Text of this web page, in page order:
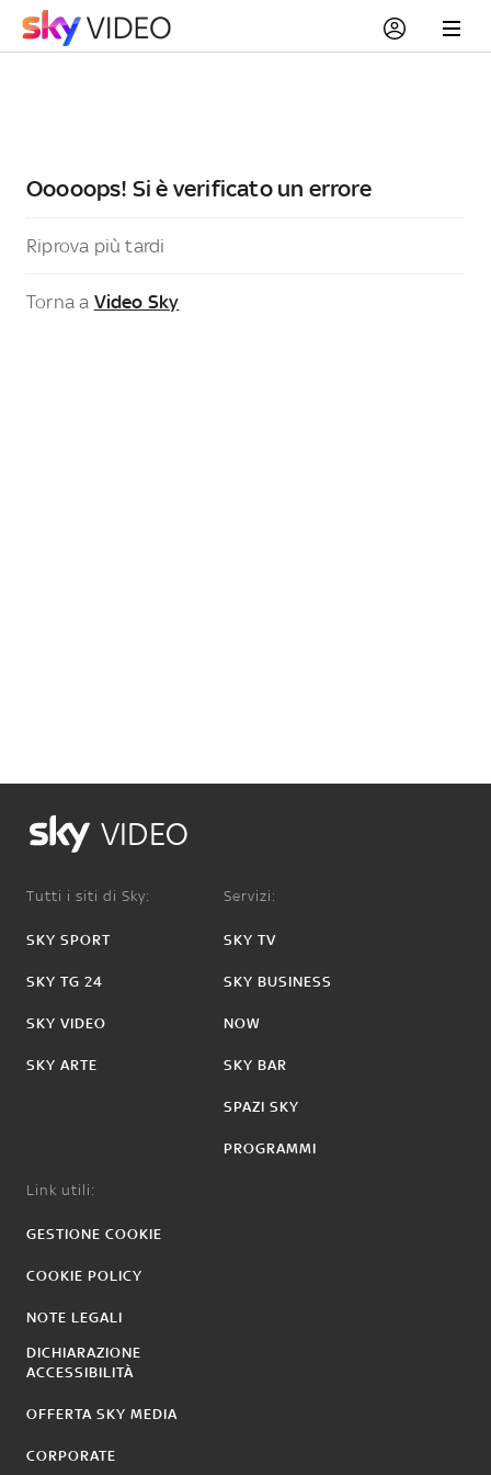
Ooooops! Si è verificato un errore
Riprova più tardi
Torna a Video Sky
VIDEO
Tutti i siti di Sky:
SKY SPORT
SKY TG 24
SKY VIDEO
SKY ARTE
Servizi:
SKY TV
SKY BUSINESS
NOW
SKY BAR
SPAZI SKY
PROGRAMMI
Link utili:
GESTIONE COOKIE
COOKIE POLICY
NOTE LEGALI
DICHIARAZIONE
ACCESSIBILITÀ
OFFERTA SKY MEDIA
CORPORATE